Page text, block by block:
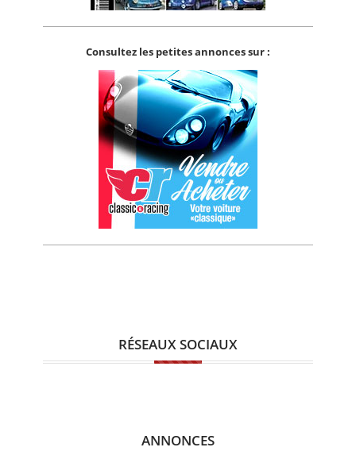
Consultez les petites annonces sur :
RÉSEAUX SOCIAUX
ANNONCES